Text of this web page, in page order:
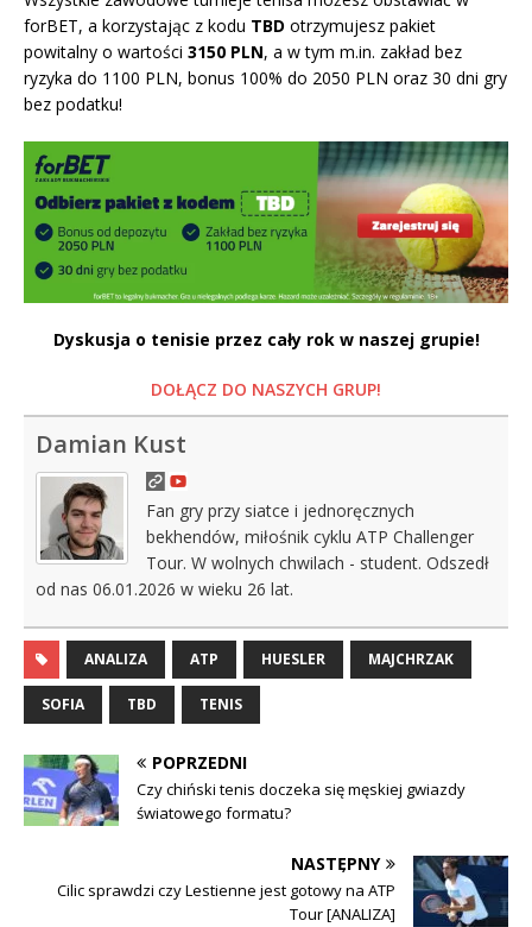
forBET, a korzystając z kodu TBD otrzymujesz pakiet
powitalny o wartości 3150 PLN, a w tym m.in. zakład bez
ryzyka do 1100 PLN, bonus 100% do 2050 PLN oraz 30 dni gry
bez podatku!
Dyskusja o tenisie przez cały rok w naszej grupie!
DOŁĄCZ DO NASZYCH GRUP!
Damian Kust
Fan gry przy siatce i jednoręcznych
bekhendów, miłośnik cyklu ATP Challenger
Tour. W wolnych chwilach - student. Odszedł
od nas 06.01.2026 w wieku 26 lat.
ANALIZA ATP HUESLER MAJCHRZAK
SOFIA TBD TENIS
POPRZEDNI
Czy chiński tenis doczeka się męskiej gwiazdy
światowego formatu?
NASTĘPNY
Cilic sprawdzi czy Lestienne jest gotowy na ATP
Tour [ANALIZA]